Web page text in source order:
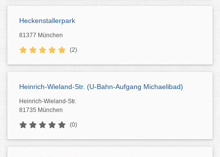
Heckenstallerpark
81377 München
(2)
Heinrich-Wieland-Str. (U-Bahn-Aufgang Michaelibad)
Heinrich-Wieland-Str.
81735 München
(0)